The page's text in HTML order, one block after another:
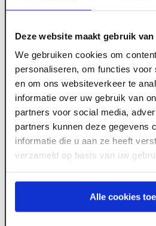
Deze website maakt gebruik
We gebruiken cookies om
personaliseren, om functies voor
en om ons websiteverkeer te
informatie over uw gebruik van
partners voor social media,
partners kunnen deze gegevens
informatie die u aan ze heeft
verzameld op basis van uw
Alle cookies
ART000470
12.5 mm x 2600 x 1200
4Z
Meld je aan of maak een
te krijgen tot de prijzen.
Wil je de scherpste prijs? Meld je